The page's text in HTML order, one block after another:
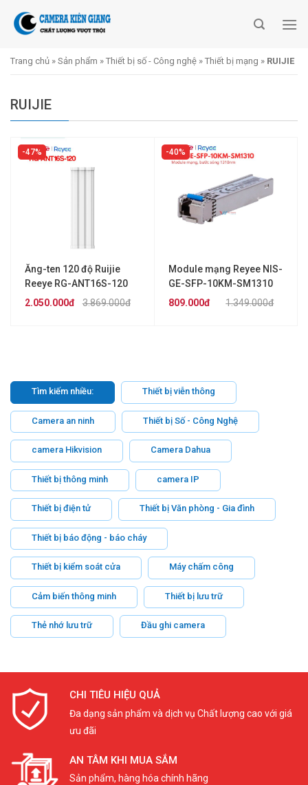
Trang chủ » Sản phẩm » Thiết bị số - Công nghệ » Thiết bị mạng » RUIJIE
RUIJIE
47%
Ăng-ten 120 độ Ruijie
Reeye RG-ANT16S-120
3.869.000đ
2.050.000đ
40%
Module mạng Reyee NIS-
GE-SFP-10KM-SM1310
1.349.000đ
809.000đ
Tìm kiếm nhiều: Thiết bị viễn thông
Camera an ninh Thiết bị Số - Công Nghệ
camera Hikvision Camera Dahua
Thiết bị thông minh camera IP
Thiết bị điện tử Thiết bị Văn phòng - Gia đình
Thiết bị báo động - báo cháy
Thiết bị kiểm soát cửa Máy chấm công
Cảm biến thông minh Thiết bị lưu trữ
Thẻ nhớ lưu trữ Đầu ghi camera
CHI TIÊU HIỆU QUẢ
Đa dạng sản phẩm và dịch vụ Chất lượng cao với giá
ưu đãi
AN TÂM KHI MUA SẮM
Sản phẩm, hàng hóa chính hãng